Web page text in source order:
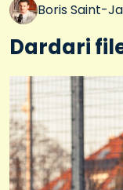
Boris Saint-
Dardari